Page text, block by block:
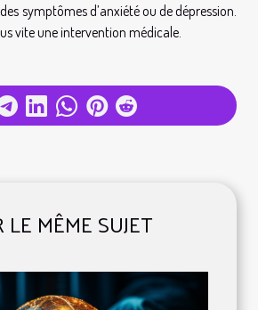
LE MÊME SUJET
symptômes d’anxiété ou de dépression.
vite une intervention médicale.